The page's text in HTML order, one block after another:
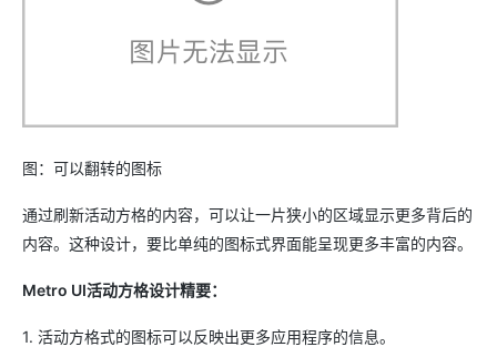
图：可以翻转的图标
通过刷新活动方格的内容，可以让一片狭小的区域显示更多背后的
内容。这种设计，要比单纯的图标式界面能呈现更多丰富的内容。
Metro UI活动方格设计精要：
1. 活动方格式的图标可以反映出更多应用程序的信息。